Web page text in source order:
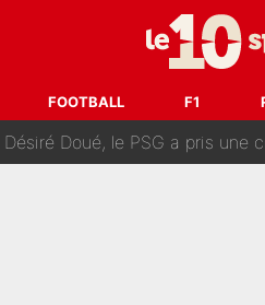
FOOTBALL F1
à Zinedine Zidane en
dans tous les sens sur le
Doué, le PSG a pris une